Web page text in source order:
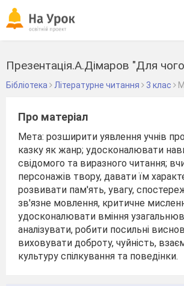
Презентація.А.Дімаров "Для
Бібліотека Літературне читання 3 клас
Про матеріал
Мета: розширити уявлення учнів
казку як жанр; удосконалювати
свідомого та виразного читання;
персонажів твору, давати їм
розвивати пам'ять, увагу,
зв'язне мовлення, критичне
удосконалювати вміння
аналізувати, робити посильні
виховувати доброту, чуйність,
культуру спілкування та поведінки.